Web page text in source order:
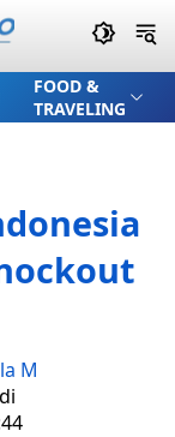
FOOD &
TRAVELING
M